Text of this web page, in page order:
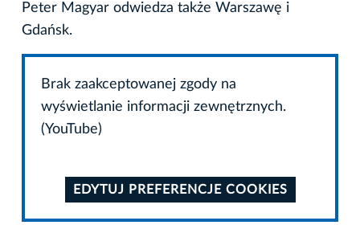
Peter Magyar odwiedza także Warszawę i
Gdańsk.
Brak zaakceptowanej zgody na
wyświetlanie informacji zewnętrznych.
(YouTube)
EDYTUJ PREFERENCJE COOKIES